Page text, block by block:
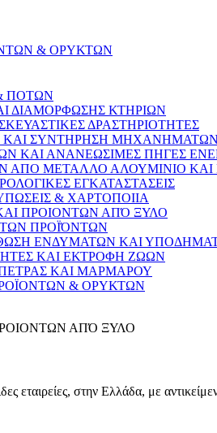
& ΟΡΥΚΤΩΝ
ΠΟΤΩΝ
ΔΙΑΜΟΡΦΩΣΗΣ ΚΤΗΡΙΩΝ
ΔΡΑΣΤΗΡΙΟΤΗΤΕΣ
ΚΑΙ ΣΥΝΤΗΡΗΣΗ
ΚΑΙ ΑΝΑΝΕΩΣΙΜΕΣ ΠΗΓΕΣ
ΑΠΟ ΜΕΤΑΛΛΟ ΑΛΟΥΜΙΝΙΟ ΚΑΙ
ΕΓΚΑΤΑΣΤΑΣΕΙΣ
& ΧΑΡΤΟΠΟΙΙΑ
ΠΡΟΙΟΝΤΩΝ ΑΠΌ ΞΥΛΟ
ΠΡΟΪΌΝΤΩΝ
ΕΝΔΥΜΑΤΩΝ ΚΑΙ
ΚΑΙ ΕΚΤΡΟΦΗ ΖΩΩΝ
ΠΕΤΡΑΣ ΚΑΙ ΜΑΡΜΑΡΟΥ
& ΟΡΥΚΤΩΝ
ΑΠΌ ΞΥΛΟ
εταιρείες, στην Ελλάδα, με